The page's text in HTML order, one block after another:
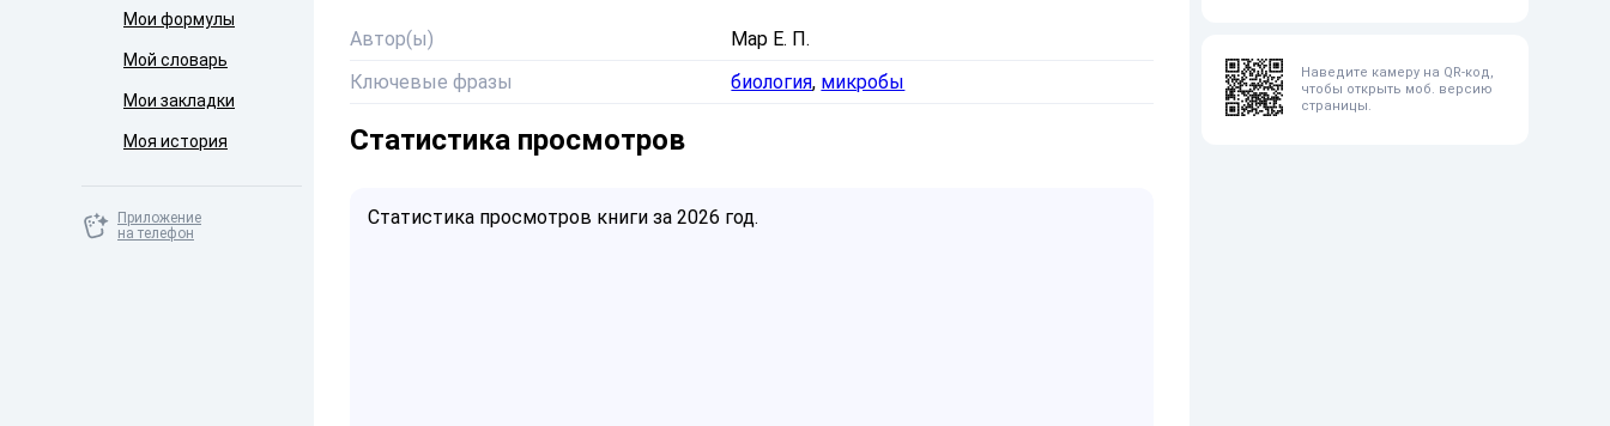
Мои формулы
Мой словарь
Мои закладки
Моя история
Приложение
на телефон
Автор(ы)
Мар Е. П.
Ключевые фразы
биология, микробы
Статистика просмотров
Статистика просмотров книги за 2026 год.
Наведите камеру на QR-код,
чтобы открыть моб. версию
страницы.